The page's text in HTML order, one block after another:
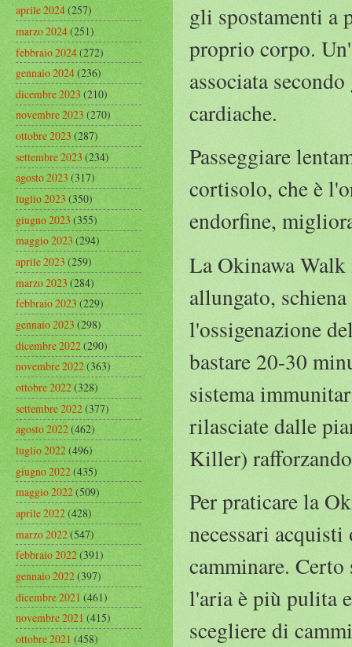
gli spostamenti a
proprio corpo.
associata
cardiache.
Passeggiare
cortisolo, che è
endorfine,
La Okinawa Walk
allungato,
l'ossigenazione
bastare 20-30
sistema
rilasciate dalle
Killer)
Per praticare la
necessari
camminare.
l'aria è più pulita
scegliere di
aprile 2024(257)
marzo 2024(251)
febbraio 2024(272)
gennaio 2024(236)
dicembre 2023(210)
novembre 2023(270)
ottobre 2023(287)
settembre 2023(234)
agosto 2023(317)
luglio 2023(350)
giugno 2023(355)
maggio 2023(294)
aprile 2023(259)
marzo 2023(284)
febbraio 2023(229)
gennaio 2023(298)
dicembre 2022(290)
novembre 2022(363)
ottobre 2022(328)
settembre 2022(377)
agosto 2022(462)
luglio 2022(496)
giugno 2022(435)
maggio 2022(509)
aprile 2022(428)
marzo 2022(547)
febbraio 2022(391)
gennaio 2022(397)
dicembre 2021(461)
novembre 2021(415)
ottobre 2021(458)